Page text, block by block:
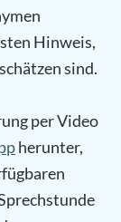
Hinweis,
sind.
per Video
herunter,